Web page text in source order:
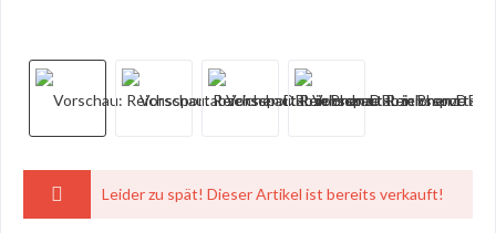
Leider zu spät! Dieser Artikel ist bereits verkauft!